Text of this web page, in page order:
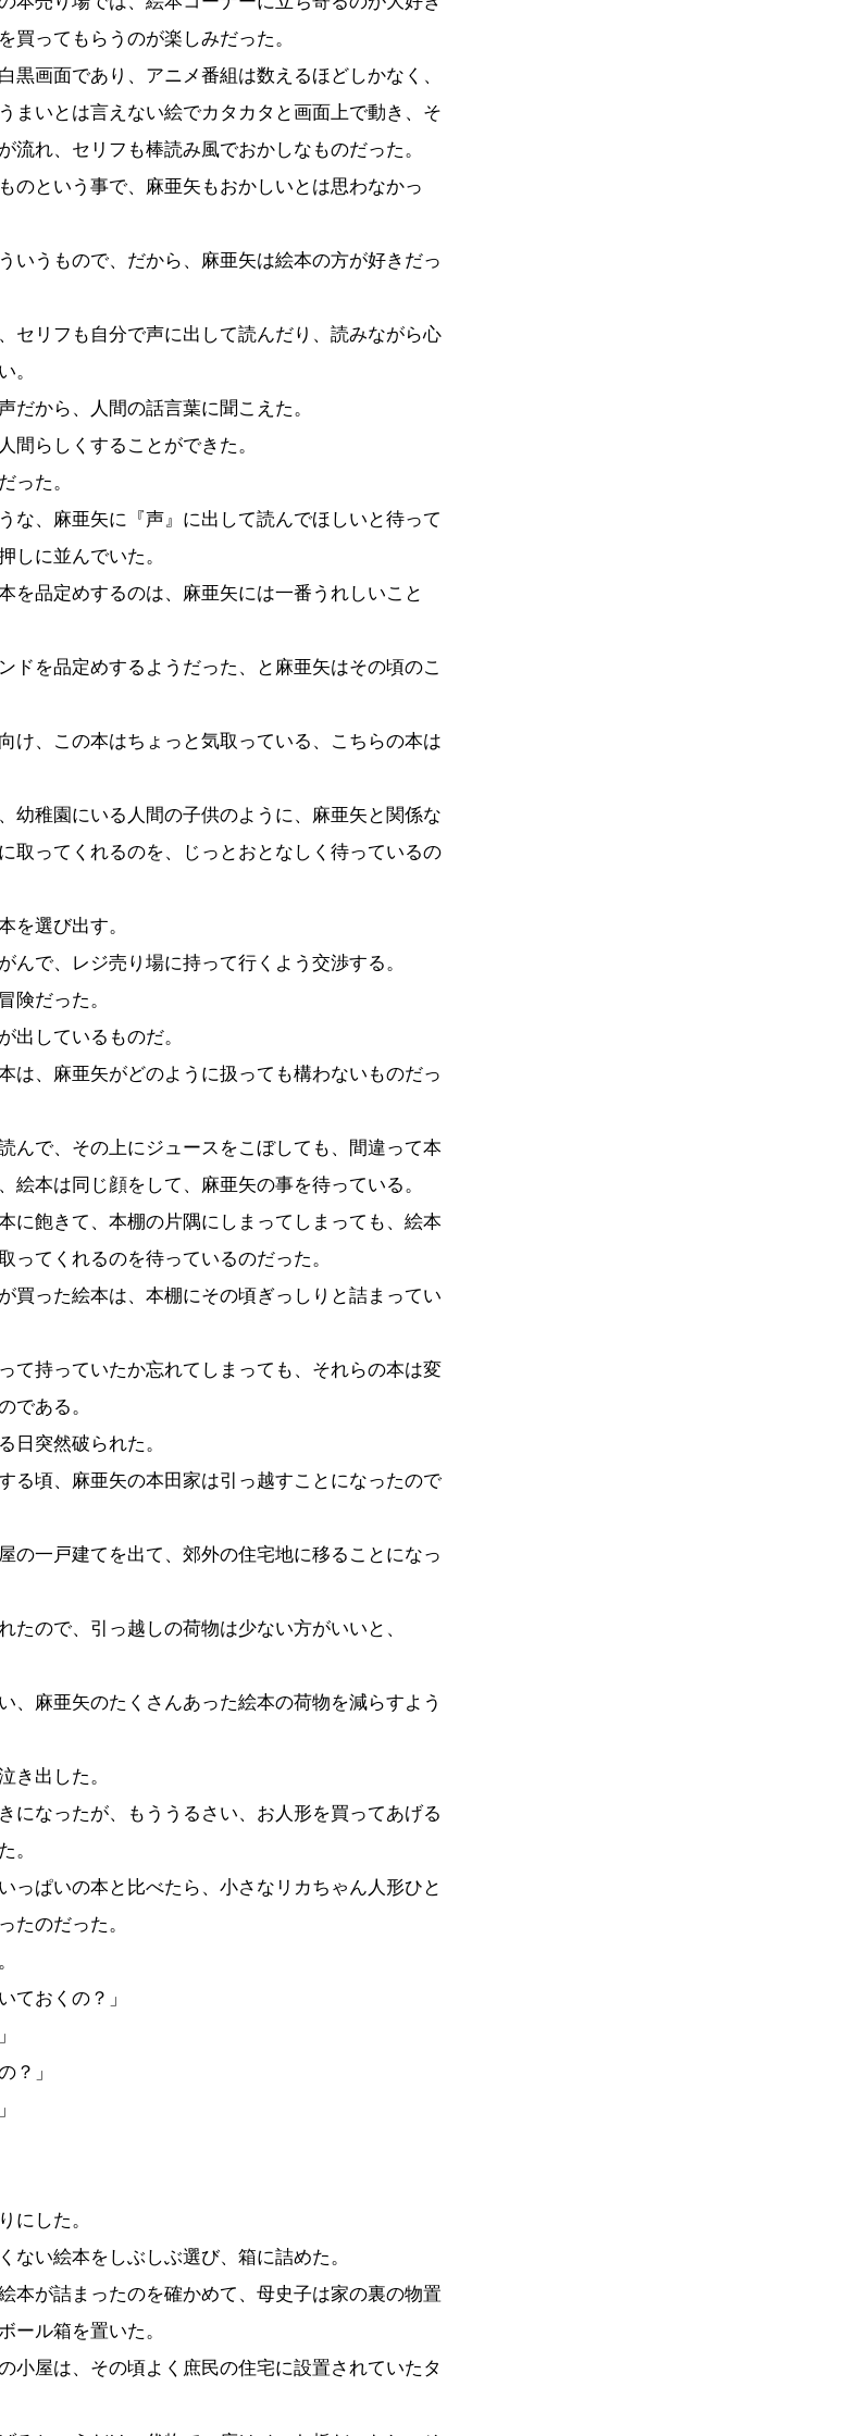
買ってもらうのが楽しみだった。
画面であり、アニメ番組は数えるほどしかなく、
まいとは言えない絵でカタカタと画面上で動き、そ
流れ、セリフも棒読み風でおかしなものだった。
のという事で、麻亜矢もおかしいとは思わなかっ
いうもので、だから、麻亜矢は絵本の方が好きだっ
セリフも自分で声に出して読んだり、読みながら心
。
から、人間の話言葉に聞こえた。
らしくすることができた。
った。
な、麻亜矢に『声』に出して読んでほしいと待って
しに並んでいた。
を品定めするのは、麻亜矢には一番うれしいこと
ドを品定めするようだった、と麻亜矢はその頃のこ
け、この本はちょっと気取っている、こちらの本は
幼稚園にいる人間の子供のように、麻亜矢と関係な
取ってくれるのを、じっとおとなしく待っているの
を選び出す。
んで、レジ売り場に持って行くよう交渉する。
険だった。
しているものだ。
は、麻亜矢がどのように扱っても構わないものだっ
んで、その上にジュースをこぼしても、間違って本
絵本は同じ顔をして、麻亜矢の事を待っている。
に飽きて、本棚の片隅にしまってしまっても、絵本
ってくれるのを待っているのだった。
買った絵本は、本棚にその頃ぎっしりと詰まってい
て持っていたか忘れてしまっても、それらの本は変
である。
日突然破られた。
る頃、麻亜矢の本田家は引っ越すことになったので
の一戸建てを出て、郊外の住宅地に移ることになっ
たので、引っ越しの荷物は少ない方がいいと、
、麻亜矢のたくさんあった絵本の荷物を減らすよう
き出した。
になったが、もううるさい、お人形を買ってあげる
。
っぱいの本と比べたら、小さなリカちゃん人形ひと
たのだった。
ておくの？」
？」
にした。
い絵本をしぶしぶ選び、箱に詰めた。
本が詰まったのを確かめて、母史子は家の裏の物置
ール箱を置いた。
小屋は、その頃よく庶民の住宅に設置されていたタ